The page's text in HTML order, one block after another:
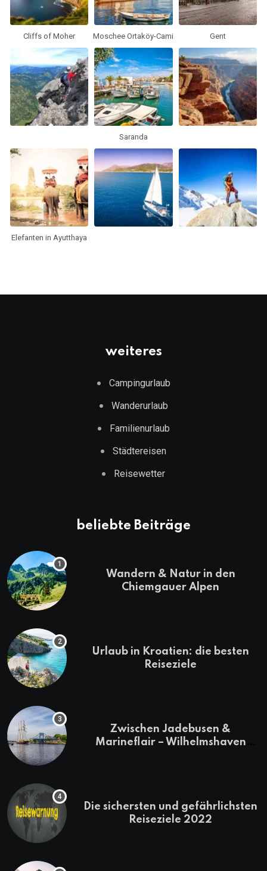
Cliffs of Moher Moschee Ortaköy-Cami Gent
Saranda
Elefanten in Ayutthaya
weiteres
Campingurlaub
Wanderurlaub
Familienurlaub
Städtereisen
Reisewetter
beliebte Beiträge
Wandern & Natur in den
Chiemgauer Alpen
Urlaub in Kroatien: die besten
Reiseziele
Zwischen Jadebusen &
Marineflair – Wilhelmshaven
Die sichersten und gefährlichsten
Reiseziele 2022